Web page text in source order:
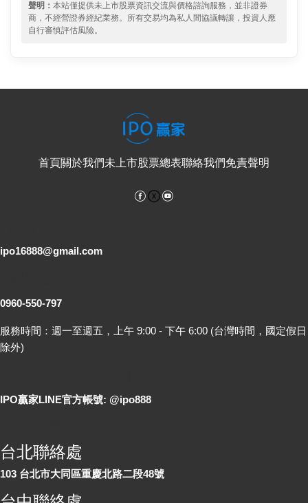
聲明： 本站僅提供未上市股票資訊交流與價格諮詢服務，並非證券
商，不經營證券經紀業務。所有交易均為私人間協議轉讓，投資人應
自行審慎評估風險。
首頁關於我們未上市股票總表聯絡我們免責聲明
Facebook
ipo16888@gmail.com
0960-550-797
服務時間：週一至週五，上午 9:00 - 下午 6:00 (台灣時間，國定假日
除外)
IPO贏家LINE官方帳號: @ipo888
台北聯絡處
103 台北市大同區重慶北路二段48號